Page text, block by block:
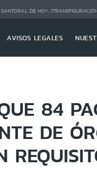
SANTORAL DE HOY:
AVISOS LEGALES
84
DE